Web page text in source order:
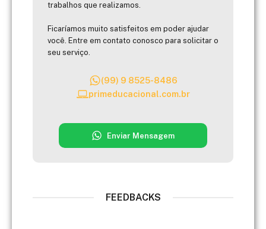
trabalhos que realizamos.
Ficaríamos muito satisfeitos em poder ajudar
você. Entre em contato conosco para solicitar o
seu serviço.
(99) 9 8525-8486
primeducacional.com.br
Enviar Mensagem
FEEDBACKS